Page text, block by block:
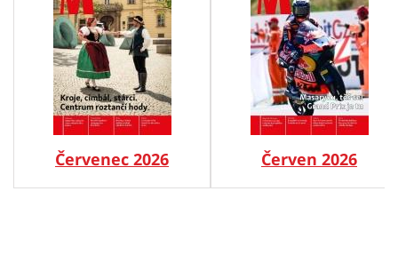
Červenec 2026 Červen 2026